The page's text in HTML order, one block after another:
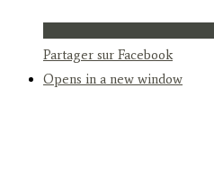
Partager sur Facebook
Opens in a new window